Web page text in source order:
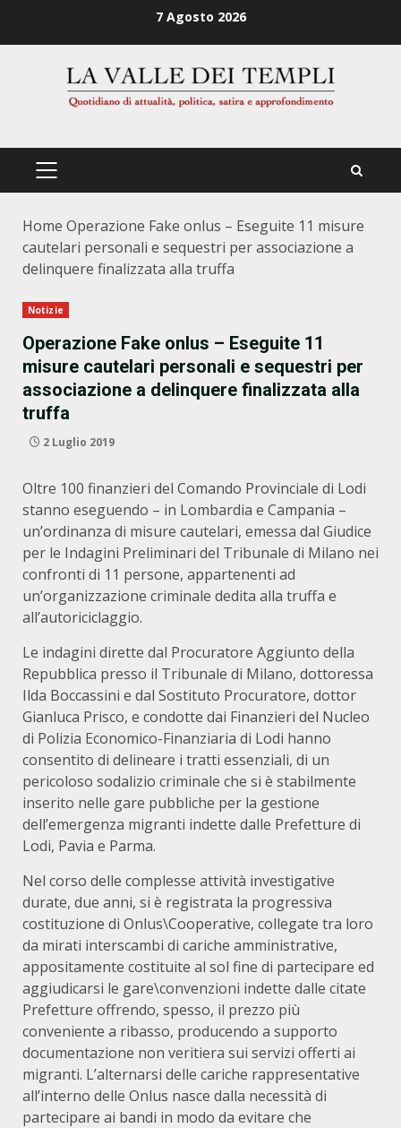
7 Agosto 2026
PRIMÄRES
Home Operazione Fake onlus – Eseguite 11 misure
cautelari personali e sequestri per associazione a
delinquere finalizzata alla truffa
Notizie
Operazione Fake onlus – Eseguite 11
misure cautelari personali e sequestri per
associazione a delinquere finalizzata alla
truffa
2 Luglio 2019
Oltre 100 finanzieri del Comando Provinciale di Lodi
stanno eseguendo – in Lombardia e Campania –
un’ordinanza di misure cautelari, emessa dal Giudice
per le Indagini Preliminari del Tribunale di Milano nei
confronti di 11 persone, appartenenti ad
un’organizzazione criminale dedita alla truffa e
all’autoriciclaggio.
Le indagini dirette dal Procuratore Aggiunto della
Repubblica presso il Tribunale di Milano, dottoressa
Ilda Boccassini e dal Sostituto Procuratore, dottor
Gianluca Prisco, e condotte dai Finanzieri del Nucleo
di Polizia Economico-Finanziaria di Lodi hanno
consentito di delineare i tratti essenziali, di un
pericoloso sodalizio criminale che si è stabilmente
inserito nelle gare pubbliche per la gestione
dell’emergenza migranti indette dalle Prefetture di
Lodi, Pavia e Parma.
Nel corso delle complesse attività investigative
durate, due anni, si è registrata la progressiva
costituzione di Onlus\Cooperative, collegate tra loro
da mirati interscambi di cariche amministrative,
appositamente costituite al sol fine di partecipare ed
aggiudicarsi le gare\convenzioni indette dalle citate
Prefetture offrendo, spesso, il prezzo più
conveniente a ribasso, producendo a supporto
documentazione non veritiera sui servizi offerti ai
migranti. L’alternarsi delle cariche rappresentative
all’interno delle Onlus nasce dalla necessità di
partecipare ai bandi in modo da evitare che